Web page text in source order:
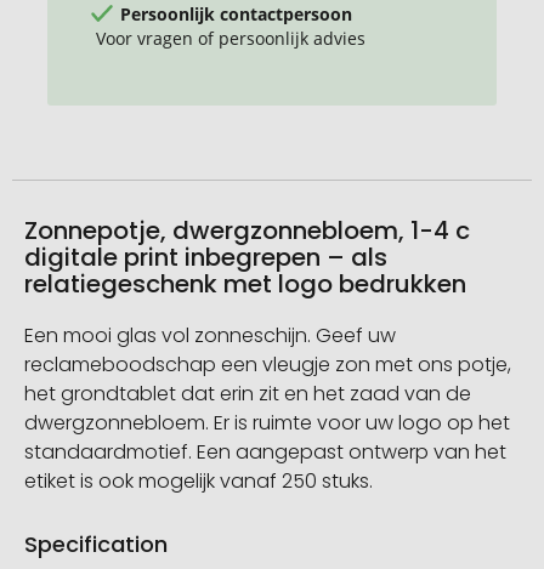
Persoonlijk contactpersoon
Voor vragen of persoonlijk advies
Zonnepotje, dwergzonnebloem, 1-4 c
digitale print inbegrepen – als
relatiegeschenk met logo bedrukken
Een mooi glas vol zonneschijn. Geef uw
reclameboodschap een vleugje zon met ons potje,
het grondtablet dat erin zit en het zaad van de
dwergzonnebloem. Er is ruimte voor uw logo op het
standaardmotief. Een aangepast ontwerp van het
etiket is ook mogelijk vanaf 250 stuks.
Specification